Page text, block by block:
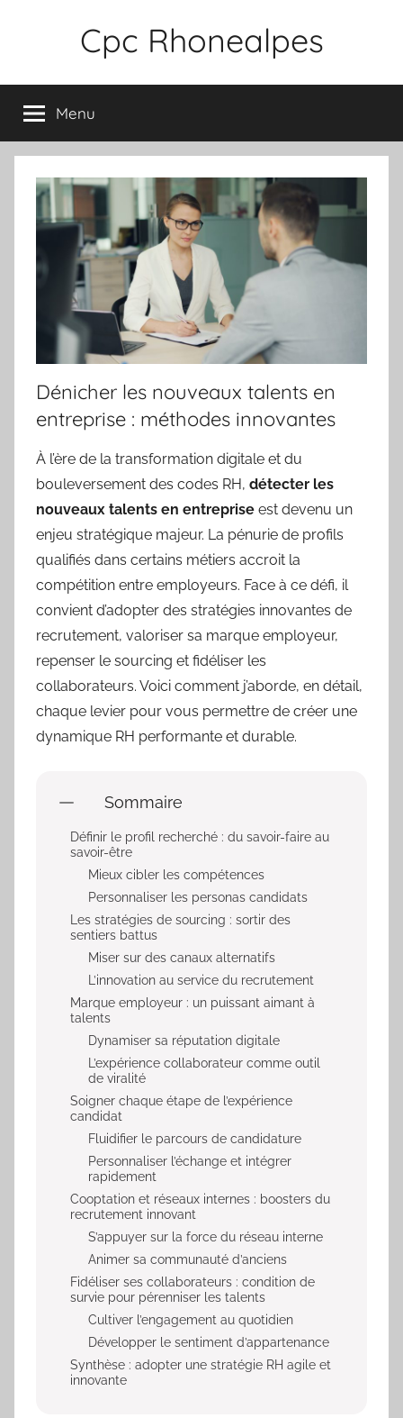
Cpc Rhonealpes
Menu
Dénicher les nouveaux talents en
entreprise : méthodes innovantes
À l’ère de la transformation digitale et du
bouleversement des codes RH, détecter les
nouveaux talents en entreprise est devenu un
enjeu stratégique majeur. La pénurie de profils
qualifiés dans certains métiers accroit la
compétition entre employeurs. Face à ce défi, il
convient d’adopter des stratégies innovantes de
recrutement, valoriser sa marque employeur,
repenser le sourcing et fidéliser les
collaborateurs. Voici comment j’aborde, en détail,
chaque levier pour vous permettre de créer une
dynamique RH performante et durable.
Sommaire
Définir le profil recherché : du savoir-faire au
savoir-être
Mieux cibler les compétences
Personnaliser les personas candidats
Les stratégies de sourcing : sortir des
sentiers battus
Miser sur des canaux alternatifs
L’innovation au service du recrutement
Marque employeur : un puissant aimant à
talents
Dynamiser sa réputation digitale
L’expérience collaborateur comme outil
de viralité
Soigner chaque étape de l’expérience
candidat
Fluidifier le parcours de candidature
Personnaliser l’échange et intégrer
rapidement
Cooptation et réseaux internes : boosters du
recrutement innovant
S’appuyer sur la force du réseau interne
Animer sa communauté d’anciens
Fidéliser ses collaborateurs : condition de
survie pour pérenniser les talents
Cultiver l’engagement au quotidien
Développer le sentiment d’appartenance
Synthèse : adopter une stratégie RH agile et
innovante